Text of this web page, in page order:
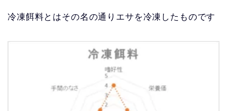
冷凍餌料とはその名の通りエサを冷凍したものです